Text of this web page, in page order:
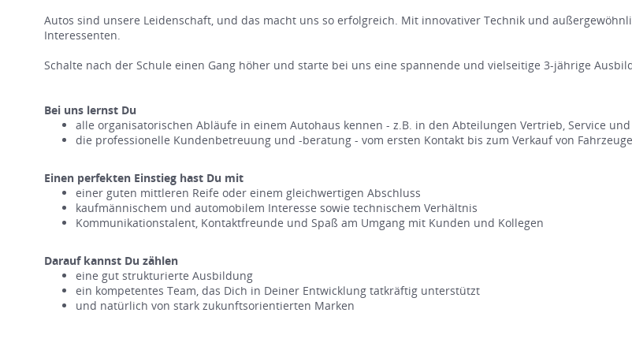
Autos sind unsere Leidenschaft, und das macht uns so erfolgreich. Mit innovativer Technik und
Interessenten.
Schalte nach der Schule einen Gang höher und starte bei uns eine spannende und vielseitige 3-jährige
Bei uns lernst Du
alle organisatorischen Abläufe in einem Autohaus kennen - z.B. in den Abteilungen Vertrieb, Service und
die professionelle Kundenbetreuung und -beratung - vom ersten Kontakt bis zum Verkauf von
Einen perfekten Einstieg hast Du mit
einer guten mittleren Reife oder einem gleichwertigen Abschluss
kaufmännischem und automobilem Interesse sowie technischem Verhältnis
Kommunikationstalent, Kontaktfreunde und Spaß am Umgang mit Kunden und Kollegen
Darauf kannst Du zählen
eine gut strukturierte Ausbildung
ein kompetentes Team, das Dich in Deiner Entwicklung tatkräftig unterstützt
und natürlich von stark zukunftsorientierten Marken